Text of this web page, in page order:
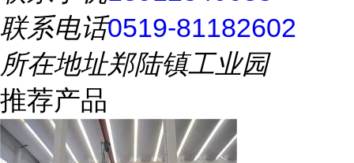
联系电话0519-81182602
所在地址郑陆镇工业园
推荐产品